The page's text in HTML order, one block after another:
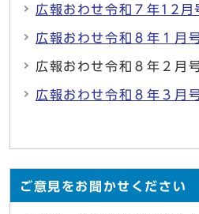
広報おわせ令和７年12月
広報おわせ令和８年１月
広報おわせ令和８年２月
広報おわせ令和８年３月
ご意見をお聞かせください